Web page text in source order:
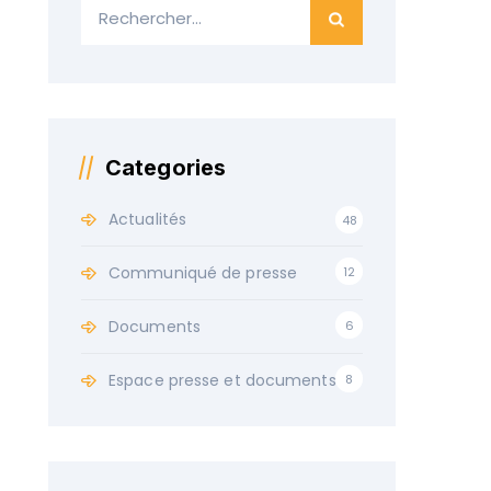
Categories
Actualités 48
Communiqué de presse 12
Documents 6
Espace presse et documents 8